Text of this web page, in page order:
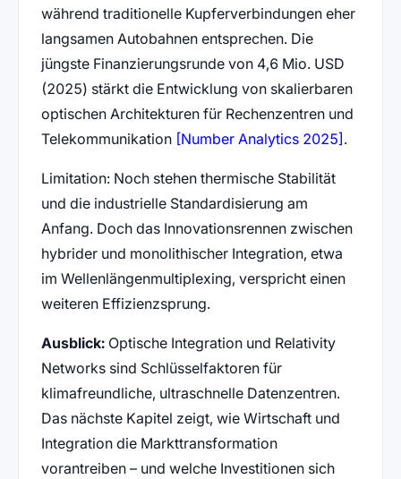
während traditionelle Kupferverbindungen eher
langsamen Autobahnen entsprechen. Die
jüngste Finanzierungsrunde von 4,6 Mio. USD
(2025) stärkt die Entwicklung von skalierbaren
optischen Architekturen für Rechenzentren und
Telekommunikation [Number Analytics 2025] (öffnet
.
Limitation: Noch stehen thermische Stabilität
und die industrielle Standardisierung am
Anfang. Doch das Innovationsrennen zwischen
hybrider und monolithischer Integration, etwa
im Wellenlängenmultiplexing, verspricht einen
weiteren Effizienzsprung.
Ausblick:Optische Integration und Relativity
Networks sind Schlüsselfaktoren für
klimafreundliche, ultraschnelle Datenzentren.
Das nächste Kapitel zeigt, wie Wirtschaft und
Integration die Markttransformation
vorantreiben – und welche Investitionen sich